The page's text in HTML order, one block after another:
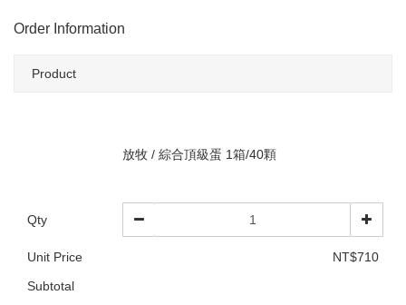
Order Information
Product
放牧 / 綜合頂級蛋 1箱/40顆
Qty
Unit Price
NT$710
Subtotal